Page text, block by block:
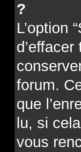
?
L’option
forum.
que
lu, si
vous